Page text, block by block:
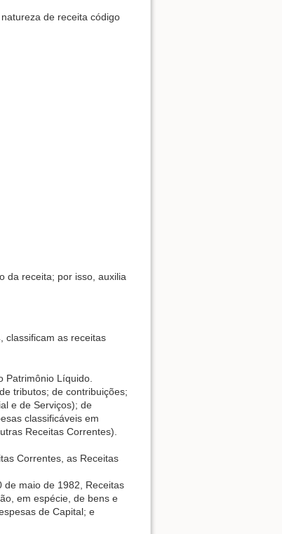
de receita código
da receita; por isso, auxilia
classificam as receitas
Patrimônio Líquido.
tributos; de contribuições;
e de Serviços); de
classificáveis em
Receitas Correntes).
Correntes, as Receitas
de maio de 1982, Receitas
em espécie, de bens e
de Capital; e